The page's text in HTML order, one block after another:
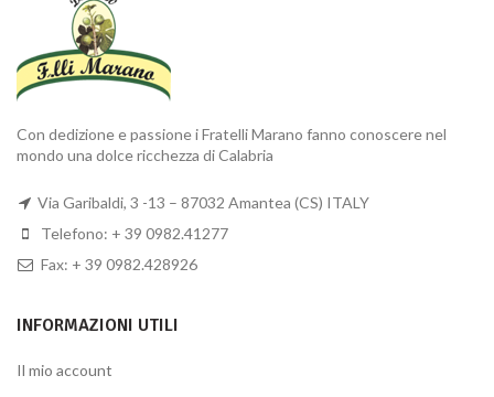
Con dedizione e passione i Fratelli Marano fanno conoscere nel
mondo una dolce ricchezza di Calabria
Via Garibaldi, 3 -13 – 87032 Amantea (CS) ITALY
Telefono: + 39 0982.41277
Fax: + 39 0982.428926
INFORMAZIONI UTILI
Il mio account